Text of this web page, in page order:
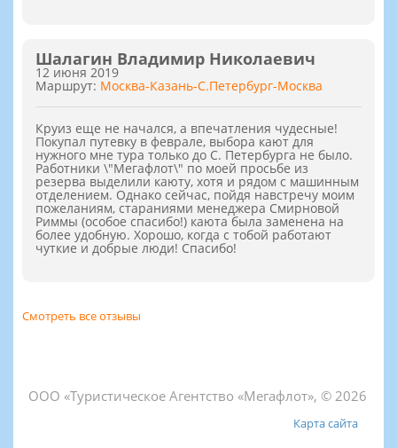
Шалагин Владимир Николаевич
12 июня 2019
Маршрут: Москва-Казань-С.Петербург-Москва
Круиз еще не начался, а впечатления чудесные!
Покупал путевку в феврале, выбора кают для
нужного мне тура только до С. Петербурга не было.
Работники \"Мегафлот\" по моей просьбе из
резерва выделили каюту, хотя и рядом с машинным
отделением. Однако сейчас, пойдя навстречу моим
пожеланиям, стараниями менеджера Смирновой
Риммы (особое спасибо!) каюта была заменена на
более удобную. Хорошо, когда с тобой работают
чуткие и добрые люди! Спасибо!
Смотреть все отзывы
ООО «Туристическое Агентство «Мегафлот», © 2026
Карта сайта